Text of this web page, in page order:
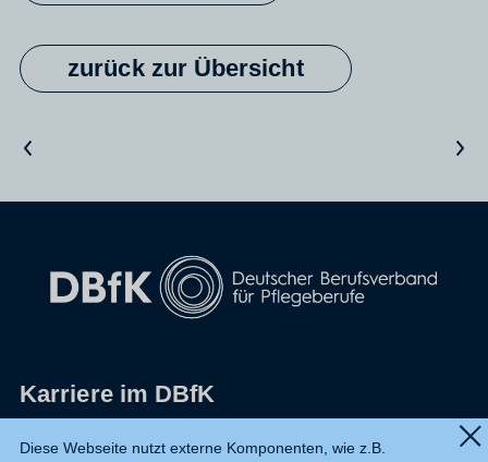
zurück zur Übersicht
Vorheriger Artikel Nächster Artikel
Karriere im DBfK
Diese Webseite nutzt externe Komponenten, wie z.B.